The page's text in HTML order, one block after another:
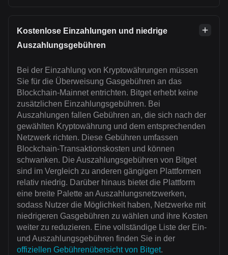
Kostenlose Einzahlungen und niedrige
Auszahlungsgebühren
Bei der Einzahlung von Kryptowährungen müssen
Sie für die Überweisung Gasgebühren an das
Blockchain-Mainnet entrichten. Bitget erhebt keine
zusätzlichen Einzahlungsgebühren. Bei
Auszahlungen fallen Gebühren an, die sich nach der
gewählten Kryptowährung und dem entsprechenden
Netzwerk richten. Diese Gebühren umfassen
Blockchain-Transaktionskosten und können
schwanken. Die Auszahlungsgebühren von Bitget
sind im Vergleich zu anderen gängigen Plattformen
relativ niedrig. Darüber hinaus bietet die Plattform
eine breite Palette an Auszahlungsnetzwerken,
sodass Nutzer die Möglichkeit haben, Netzwerke mit
niedrigeren Gasgebühren zu wählen und ihre Kosten
weiter zu reduzieren. Eine vollständige Liste der Ein-
und Auszahlungsgebühren finden Sie in der
offiziellen Gebührenübersicht von Bitget.